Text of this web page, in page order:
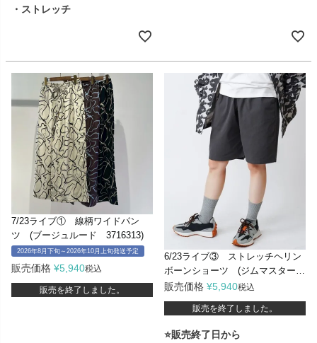
・ストレッチ
7/23ライブ① 線柄ワイドパン
ツ (ブージュルード 3716313)
2026年8月下旬～2026年10月上旬発送予定
販売価格 ¥5,940税込
販売を終了しました。
6/23ライブ③ ストレッチヘリン
ボーンショーツ (ジムマスター
G721713)
販売価格 ¥5,940税込
販売を終了しました。
⭐販売終了日から